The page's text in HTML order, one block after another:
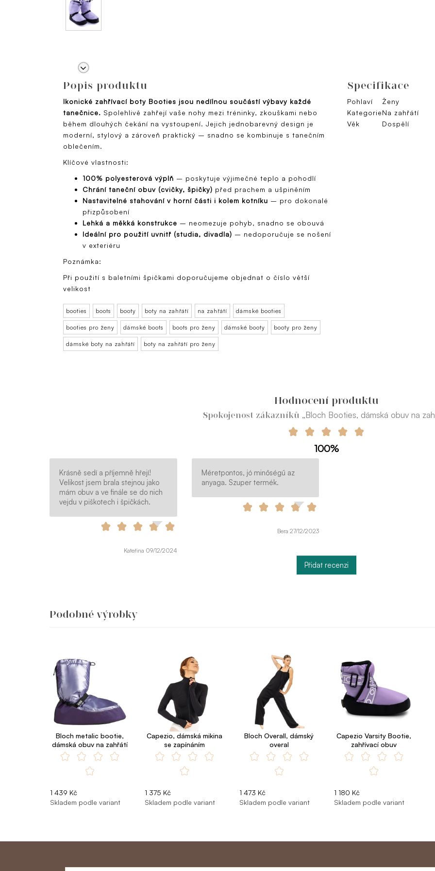
Popis produktu
Ikonické zahřívací boty Booties jsou nedílnou součástí výbavy každé
tanečnice. Spolehlivě zahřejí vaše nohy mezi tréninky, zkouškami nebo
během dlouhých čekání na vystoupení. Jejich jednobarevný design je
moderní, stylový a zároveň praktický – snadno se kombinuje s tanečním
oblečením.
Klíčové vlastnosti:
100% polyesterová výplň – poskytuje výjimečné teplo a pohodlí
Chrání taneční obuv (cvičky, špičky) před prachem a ušpiněním
Nastavitelné stahování v horní části i kolem kotníku – pro dokonalé
přizpůsobení
Lehká a měkká konstrukce – neomezuje pohyb, snadno se obouvá
Ideální pro použití uvnitř (studia, divadla) – nedoporučuje se nošení
v exteriéru
Poznámka:
Při použití s baletními špičkami doporučujeme objednat o číslo větší
velikost
booties boots booty boty na zahřátí na zahřátí dámské booties
booties pro ženy dámské boots boots pro ženy dámské booty booty pro ženy
dámské boty na zahřátí boty na zahřátí pro ženy
Specifikace
Pohlaví
Ženy
KategorieNa zahřátí
Věk
Dospělí
Hodnocení produktu
Spokojenost zákazníků „Bloch Booties, dámská obuv na
100%
Krásně sedí a příjemně hřejí!
Velikost jsem brala stejnou jako
mám obuv a ve finále se do nich
vejdu v piškotech i špičkách.
Kateřina 09/12/2024
Méretpontos, jó minőségű az
anyaga. Szuper termék.
Bera 27/12/2023
Přidat recenzi
Podobné výrobky
Bloch metalic bootie,
dámská obuv na zahřátí
1 439 Kč
Skladem podle variant
Capezio, dámská mikina
se zapínáním
1 375 Kč
Skladem podle variant
Bloch Overall, dámský
overal
1 473 Kč
Skladem podle variant
Capezio Varsity Bootie,
zahřívací obuv
1 180 Kč
Skladem podle variant